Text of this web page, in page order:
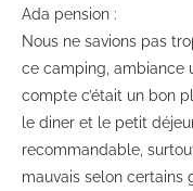
Ada pension :
Nous ne savions pas
ce camping, ambiance
compte c’était un bon
le diner et le petit
recommandable,
mauvais selon certains